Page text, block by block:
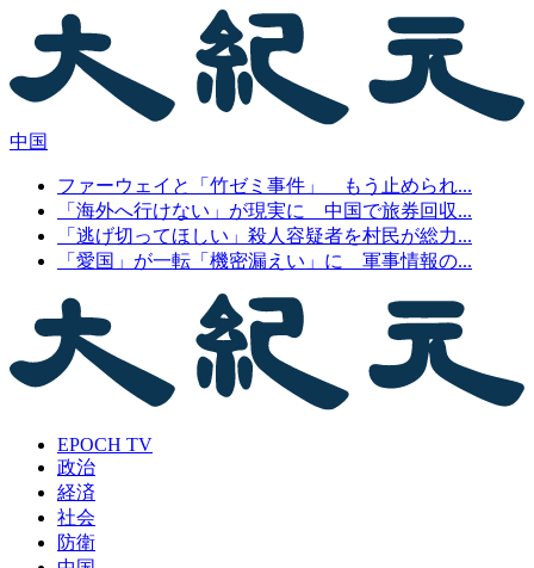
中国
ファーウェイと「竹ゼミ事件」 もう止められ...
「海外へ行けない」が現実に 中国で旅券回収...
「逃げ切ってほしい」殺人容疑者を村民が総力...
「愛国」が一転「機密漏えい」に 軍事情報の...
EPOCH TV
政治
経済
社会
防衛